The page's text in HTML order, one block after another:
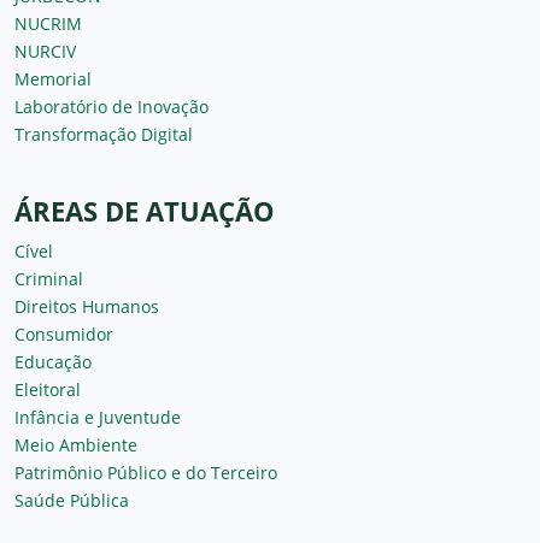
NUCRIM
NURCIV
Memorial
Laboratório de Inovação
Transformação Digital
ÁREAS DE ATUAÇÃO
Cível
Criminal
Direitos Humanos
Consumidor
Educação
Eleitoral
Infância e Juventude
Meio Ambiente
Patrimônio Público e do Terceiro
Saúde Pública